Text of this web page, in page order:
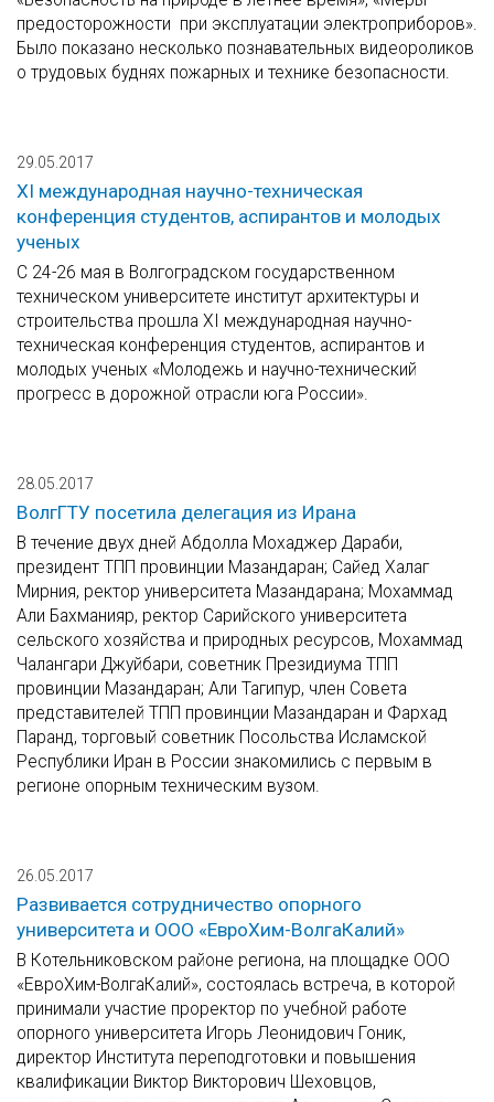
предосторожности при эксплуатации электроприборов».
Было показано несколько познавательных видеороликов
о трудовых буднях пожарных и технике безопасности.
29.05.2017
XI международная научно-техническая
конференция студентов, аспирантов и молодых
ученых
С 24-26 мая в Волгоградском государственном
техническом университете институт архитектуры и
строительства прошла XI международная научно-
техническая конференция студентов, аспирантов и
молодых ученых «Молодежь и научно-технический
прогресс в дорожной отрасли юга России».
28.05.2017
ВолгГТУ посетила делегация из Ирана
В течение двух дней Абдолла Мохаджер Дараби,
президент ТПП провинции Мазандаран; Сайед Халаг
Мирния, ректор университета Мазандарана; Мохаммад
Али Бахманияр, ректор Сарийского университета
сельского хозяйства и природных ресурсов, Мохаммад
Чалангари Джуйбари, советник Президиума ТПП
провинции Мазандаран; Али Тагипур, член Совета
представителей ТПП провинции Мазандаран и Фархад
Паранд, торговый советник Посольства Исламской
Республики Иран в России знакомились с первым в
регионе опорным техническим вузом.
26.05.2017
Развивается сотрудничество опорного
университета и ООО «ЕвроХим-ВолгаКалий»
В Котельниковском районе региона, на площадке ООО
«ЕвроХим-ВолгаКалий», состоялась встреча, в которой
принимали участие проректор по учебной работе
опорного университета Игорь Леонидович Гоник,
директор Института переподготовки и повышения
квалификации Виктор Викторович Шеховцов,